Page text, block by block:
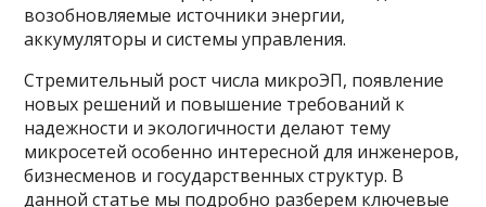
возобновляемые источники энергии,
аккумуляторы и системы управления.
Стремительный рост числа микроЭП, появление
новых решений и повышение требований к
надежности и экологичности делают тему
микросетей особенно интересной для инженеров,
бизнесменов и государственных структур. В
данной статье мы подробно разберем ключевые